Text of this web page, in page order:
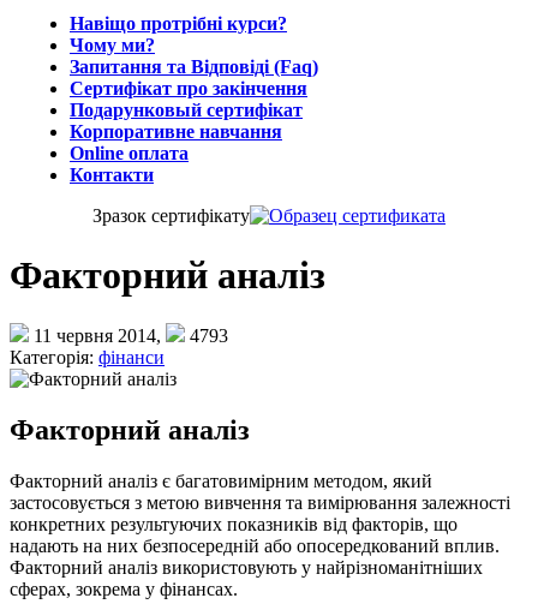
Навіщо протрібні курси?
Чому ми?
Запитання та Відповіді (Faq)
Сертифікат про закінчення
Подарунковый сертифікат
Корпоративне навчання
Online оплата
Контакти
Зразок сертифiкату
Факторний аналіз
11 червня 2014,
4793
Категорія: фінанси
Факторний аналіз
Факторний аналіз є багатовимірним методом, який
застосовується з метою вивчення та вимірювання залежності
конкретних результуючих показників від факторів, що
надають на них безпосередній або опосередкований вплив.
Факторний аналіз використовують у найрізноманітніших
сферах, зокрема у фінансах.